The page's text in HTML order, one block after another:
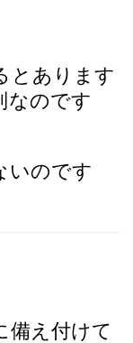
とあります
なのです
いのです
備え付けて